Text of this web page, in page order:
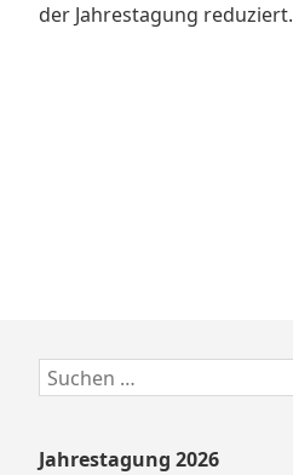
der Jahrestagung reduziert.
Zum
Footer
Suchen
nach:
Jahrestagung 2026